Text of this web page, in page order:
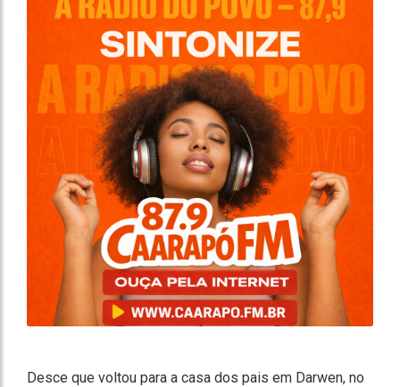
Desce que voltou para a casa dos pais em Darwen, no